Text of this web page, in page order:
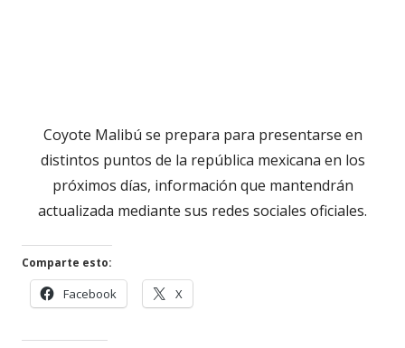
Coyote Malibú se prepara para presentarse en
distintos puntos de la república mexicana en los
próximos días, información que mantendrán
actualizada mediante sus redes sociales oficiales.
Comparte esto:
Facebook
en
X
en